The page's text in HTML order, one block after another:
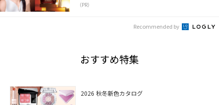
（PR）
Recommended by
おすすめ特集
2026 秋冬新色カタログ